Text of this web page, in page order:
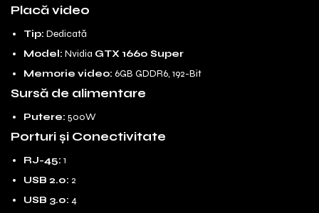
Placă video
Tip: Dedicată
Model: Nvidia GTX 1660 Super
Memorie video: 6GB GDDR6, 192-Bit
Sursă de alimentare
Putere: 500W
Porturi și Conectivitate
RJ-45: 1
USB 2.0: 2
USB 3.0: 4